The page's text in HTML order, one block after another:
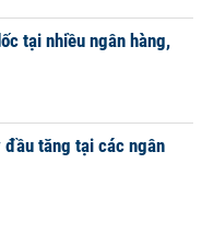
tại nhiều ngân hàng,
tăng tại các ngân